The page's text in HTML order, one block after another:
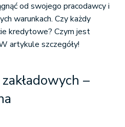
od swojego pracodawcy i
warunkach. Czy każdy
kredytowe? Czym jest
artykule szczegóły!
–